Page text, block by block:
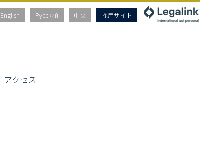
English Русский 中文 採用サイト
アクセス